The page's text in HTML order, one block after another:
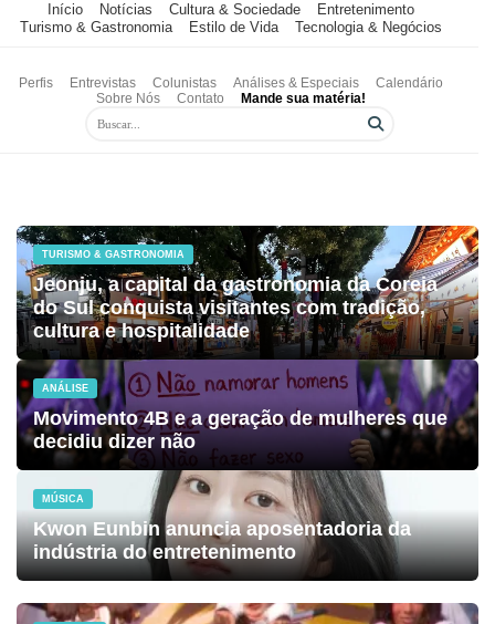
Início Notícias Cultura & Sociedade
Entretenimento
Turismo & Gastronomia
Estilo de Vida Tecnologia & Negócios
Perfis Entrevistas Colunistas Análises & Especiais
Calendário
Sobre Nós
Contato Mande sua matéria!
TURISMO & GASTRONOMIA
Jeonju, a capital da gastronomia da Coreia
do Sul conquista visitantes com tradição,
cultura e hospitalidade
ANÁLISE
Movimento 4B e a geração de mulheres que
decidiu dizer não
MÚSICA
Kwon Eunbin anuncia aposentadoria da
indústria do entretenimento